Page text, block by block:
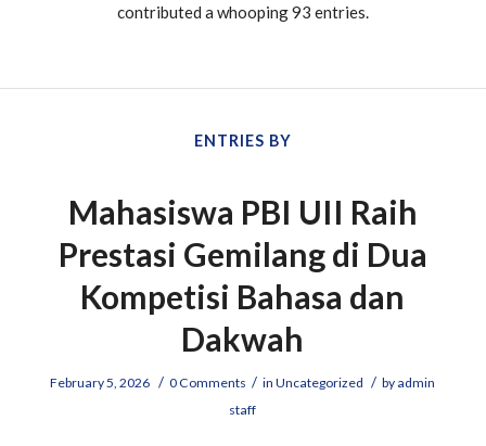
contributed a whooping 93 entries.
ENTRIES BY
Mahasiswa PBI UII Raih
Prestasi Gemilang di Dua
Kompetisi Bahasa dan
Dakwah
February 5, 2026 / 0 Comments / inUncategorized / by admin
staff